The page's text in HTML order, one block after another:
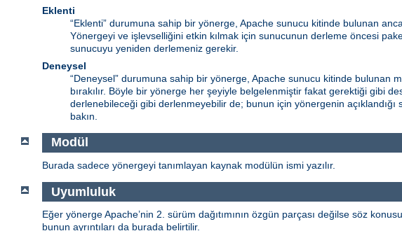
Eklenti
“Eklenti” durumuna sahip bir yönerge, Apache sunucu kitinde bulunan
Yönergeyi ve işlevselliğini etkin kılmak için sunucunun derleme öncesi
sunucuyu yeniden derlemeniz gerekir.
Deneysel
“Deneysel” durumuna sahip bir yönerge, Apache sunucu kitinde bulunan
bırakılır. Böyle bir yönerge her şeyiyle belgelenmiştir fakat gerektiği gibi
derlenebileceği gibi derlenmeyebilir de; bunun için yönergenin
bakın.
Modül
Burada sadece yönergeyi tanımlayan kaynak modülün ismi yazılır.
Uyumluluk
Eğer yönerge Apache’nin 2. sürüm dağıtımının özgün parçası değilse söz
bunun ayrıntıları da burada belirtilir.